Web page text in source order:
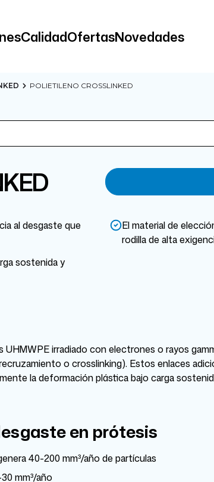
CalidadOfertasNovedades
POLIETILENO CROSSLINKED
al desgaste que
sostenida y
El material de
rodilla de alta
irradiado con electrones o rayos
o crosslinking). Estos enlaces
la deformación plástica bajo carga
en prótesis
40-200 mm³/año de partículas
mm³/año